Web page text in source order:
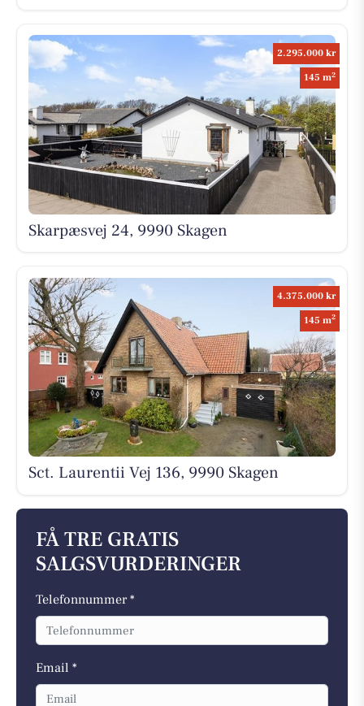
2.295.000 kr
145 m2
Skarpæsvej 24, 9990 Skagen
4.375.000 kr
145 m2
Sct. Laurentii Vej 136, 9990 Skagen
FÅ TRE GRATIS
SALGSVURDERINGER
Telefonnummer *
Email *